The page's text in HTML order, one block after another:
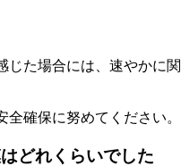
じた場合には、速やかに関
確保に努めてください。
どれくらいでした